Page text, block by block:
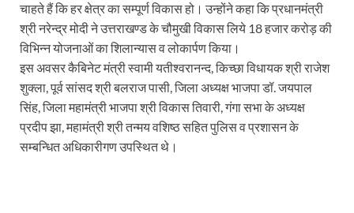
Katra Banihal Special Train: कटरा – बनिहाल के
Aerial Survey: सीएम योगी के निर्देश पर उप मुख्यमंत्री व
Ancient Manuscripts: वैश्विक मंच तक पहुंचेगा भारतीय
Big Blueprint for Bastar: बस्तर के लिए बड़ा ब्लूप्रिंट:
Bhartendu Natya Akadami: मुख्यमंत्री ने देखी ‘आनंद
चाहते हैं कि हर क्षेत्र का सम्पूर्ण विकास हो। उन्होंने कहा कि प्रधानमंत्री
श्री नरेन्द्र मोदी ने उत्तराखण्ड के चौमुखी विकास लिये 18 हजार करोड़ की
विभिन्न योजनाओं का शिलान्यास व लोकार्पण किया।
इस अवसर कैबिनेट मंत्री स्वामी यतीश्वरानन्द, किच्छा विधायक श्री राजेश
शुक्ला, पूर्व सांसद श्री बलराज पासी, जिला अध्यक्ष भाजपा डॉ. जयपाल
सिंह, जिला महामंत्री भाजपा श्री विकास तिवारी, गंगा सभा के अध्यक्ष
प्रदीप झा, महामंत्री श्री तन्मय वशिष्ठ सहित पुलिस व प्रशासन के
सम्बन्धित अधिकारीगण उपस्थित थे।